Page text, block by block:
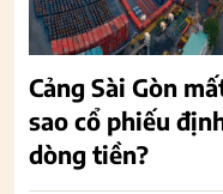
Cảng Sài Gòn
sao cổ phiếu
dòng tiền?